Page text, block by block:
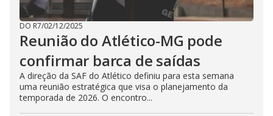
DO R7/02/12/2025
Reunião do Atlético-MG pode
confirmar barca de saídas
A direção da SAF do Atlético definiu para esta semana
uma reunião estratégica que visa o planejamento da
temporada de 2026. O encontro...